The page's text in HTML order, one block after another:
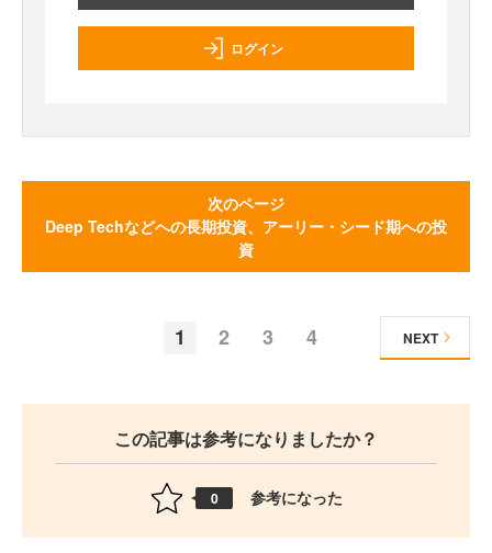
ログイン
次のページ
Deep Techなどへの長期投資、アーリー・シード期への投
資
1 2 3 4 NEXT
この記事は参考になりましたか？
0 参考になった